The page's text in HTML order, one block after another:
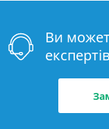
Ви